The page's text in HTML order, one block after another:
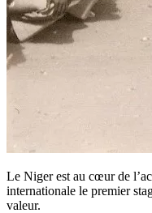
Le Niger est au cœur de
internationale le premier
valeur.